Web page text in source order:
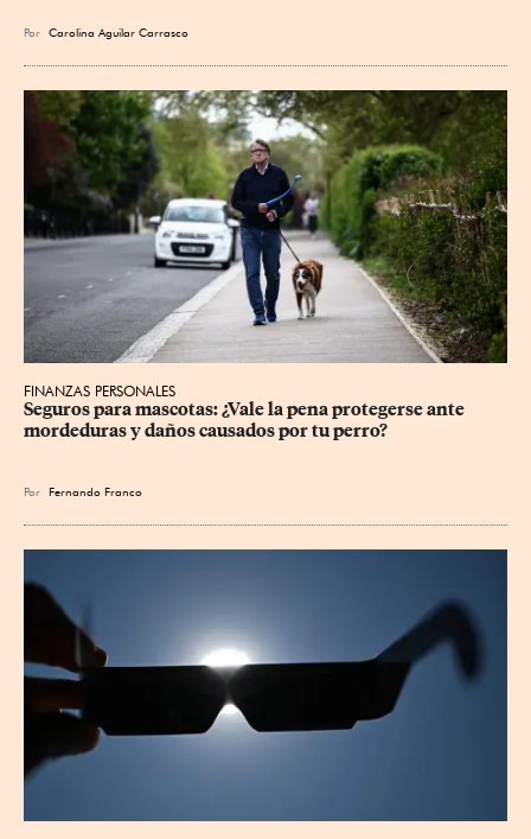
Por Carolina Aguilar Carrasco
FINANZAS PERSONALES
Seguros para mascotas: ¿Vale la pena protegerse ante
mordeduras y daños causados por tu perro?
Por Fernando Franco